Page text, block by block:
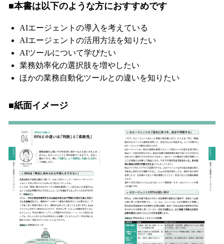
■本書は以下のような方におすすめです
AIエージェントの導入を考えている
AIエージェントの活用方法を知りたい
AIツールについて学びたい
業務効率化の選択肢を増やしたい
ほかの業務自動化ツールとの違いを知りたい
■紙面イメージ